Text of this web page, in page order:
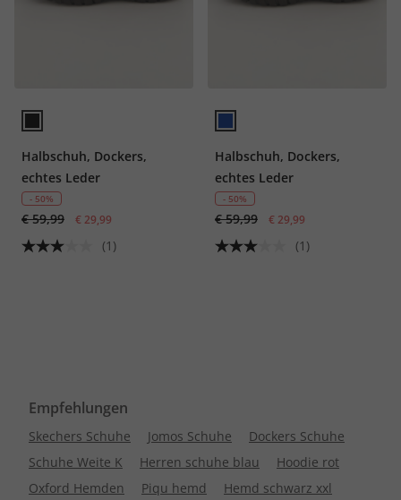
Halbschuh, Dockers,
echtes Leder
- 50%
€ 59,99 € 29,99
(1)
Halbschuh, Dockers,
echtes Leder
- 50%
€ 59,99 € 29,99
(1)
Empfehlungen
Skechers Schuhe Jomos Schuhe
Dockers Schuhe
Schuhe Weite K
Herren schuhe blau
Hoodie rot
Oxford Hemden
Piqu hemd
Hemd schwarz xxl